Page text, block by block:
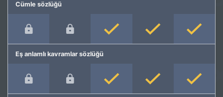
Cümle sözlüğü
Eş anlamlı kavramlar sözlüğü